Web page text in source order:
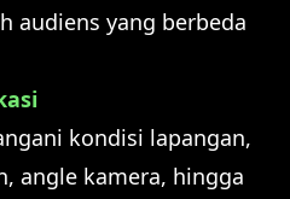
audiens yang berbeda
kondisi lapangan,
angle kamera, hingga